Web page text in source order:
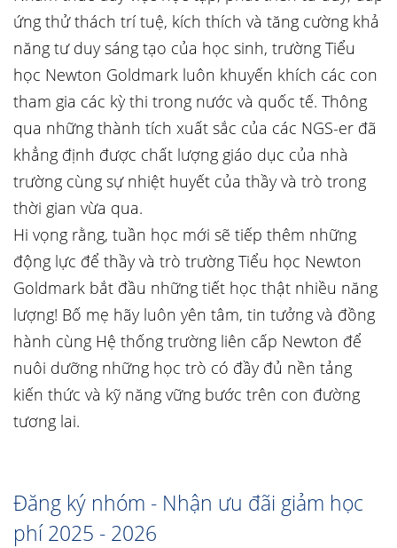
ứng thử thách trí tuệ, kích thích và tăng cường khả
năng tư duy sáng tạo của học sinh, trường Tiểu
học Newton Goldmark luôn khuyến khích các con
tham gia các kỳ thi trong nước và quốc tế. Thông
qua những thành tích xuất sắc của các NGS-er đã
khẳng định được chất lượng giáo dục của nhà
trường cùng sự nhiệt huyết của thầy và trò trong
thời gian vừa qua.
Hi vọng rằng, tuần học mới sẽ tiếp thêm những
động lực để thầy và trò trường Tiểu học Newton
Goldmark bắt đầu những tiết học thật nhiều năng
lượng! Bố mẹ hãy luôn yên tâm, tin tưởng và đồng
hành cùng Hệ thống trường liên cấp Newton để
nuôi dưỡng những học trò có đầy đủ nền tảng
kiến thức và kỹ năng vững bước trên con đường
tương lai.
Đăng ký nhóm - Nhận ưu đãi giảm học
phí 2025 - 2026